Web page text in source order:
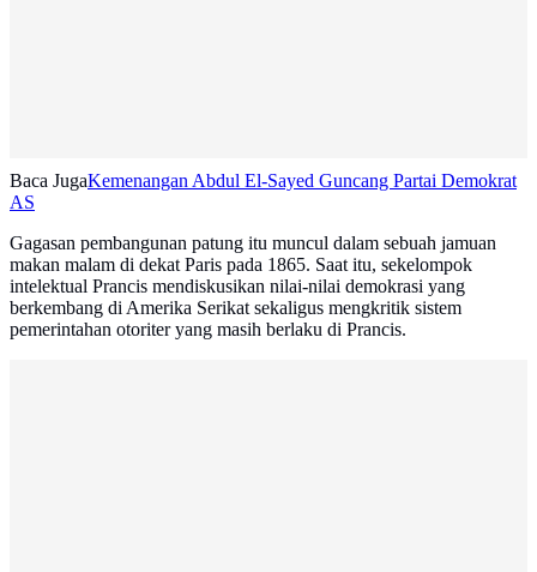
Baca JugaKemenangan Abdul El-Sayed Guncang Partai Demokrat
AS
Gagasan pembangunan patung itu muncul dalam sebuah jamuan
makan malam di dekat Paris pada 1865. Saat itu, sekelompok
intelektual Prancis mendiskusikan nilai-nilai demokrasi yang
berkembang di Amerika Serikat sekaligus mengkritik sistem
pemerintahan otoriter yang masih berlaku di Prancis.